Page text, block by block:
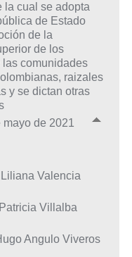
la cual se adopta
de Estado
de la
de los
las comunidades
raizales
y se dictan otras
mayo de 2021
Valencia
Villalba
Angulo Viveros